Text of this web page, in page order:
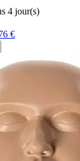
4 jour(s)
€